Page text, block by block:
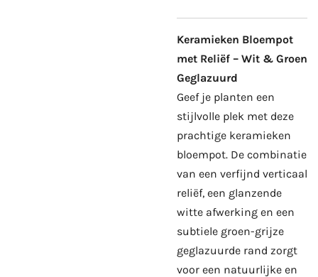
Keramieken Bloempot
met Reliëf – Wit & Groen
Geglazuurd
Geef je planten een
stijlvolle plek met deze
prachtige keramieken
bloempot. De combinatie
van een verfijnd verticaal
reliëf, een glanzende
witte afwerking en een
subtiele groen-grijze
geglazuurde rand zorgt
voor een natuurlijke en